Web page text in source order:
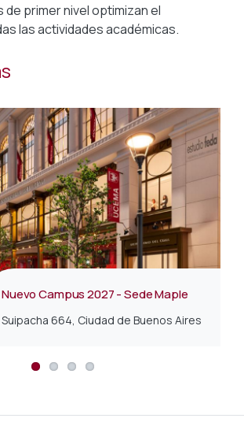
de primer nivel optimizan el
las actividades académicas.
Nuevo Campus 2027 - Sede Maple
Suipacha 664, Ciudad de Buenos Aires
Sede Alem
Sobre Av. Leandro N. Alem 882
Central
Córdoba 374, Ciudad de Buenos Aires
Reconquista
775, Ciudad de Buenos Aires